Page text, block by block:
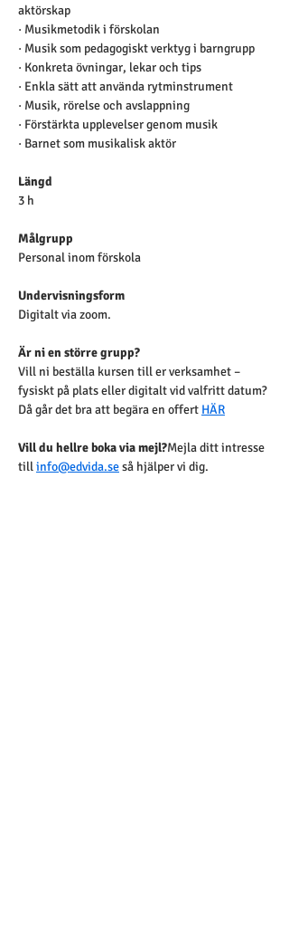
aktörskap
· Musikmetodik i förskolan
· Musik som pedagogiskt verktyg i barngrupp
· Konkreta övningar, lekar och tips
· Enkla sätt att använda rytminstrument
· Musik, rörelse och avslappning
· Förstärkta upplevelser genom musik
· Barnet som musikalisk aktör
Längd
3 h
Målgrupp
Personal inom förskola
Undervisningsform
Digitalt via zoom.
Är ni en större grupp?
Vill ni beställa kursen till er verksamhet –
fysiskt på plats eller digitalt vid valfritt datum?
Då går det bra att begära en offert HÄR
Vill du hellre boka via mejl?Mejla ditt intresse
till info@edvida.se så hjälper vi dig.